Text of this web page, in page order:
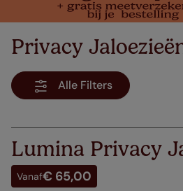
Privacy
Alle Filters
Lumina Privacy
Vanaf€ 65,00